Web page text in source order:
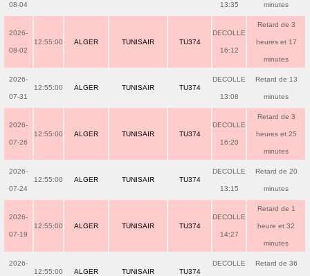
08-04 13:35 minutes
2026-
08-02
12:55:00 ALGER TUNISAIR TU374
DECOLLE
16:12
Retard de 3
heures et 17
minutes
2026-
07-31
12:55:00 ALGER TUNISAIR TU374
DECOLLE
13:08
Retard de 13
minutes
2026-
07-26
12:55:00 ALGER TUNISAIR TU374
DECOLLE
16:20
Retard de 3
heures et 25
minutes
2026-
07-24
12:55:00 ALGER TUNISAIR TU374
DECOLLE
13:15
Retard de 20
minutes
2026-
07-19
12:55:00 ALGER TUNISAIR TU374
DECOLLE
14:27
Retard de 1
heure et 32
minutes
2026-
12:55:00 ALGER TUNISAIR TU374
DECOLLE Retard de 36